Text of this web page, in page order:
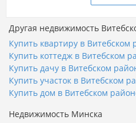
Другая недвижимость
Купить квартиру в Витебском
Купить коттедж в Витебском
Купить дачу в Витебском
Купить участок в Витебском
Купить дом в Витебском
Недвижимость Минска